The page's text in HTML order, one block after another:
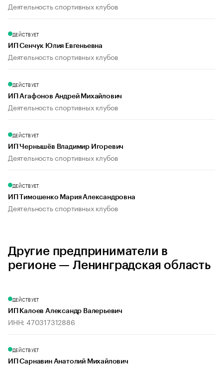
Деятельность спортивных клубов
ДЕЙСТВУЕТ
ИП Сенчук Юлия Евгеньевна
Деятельность спортивных клубов
ДЕЙСТВУЕТ
ИП Агафонов Андрей Михайлович
Деятельность спортивных клубов
ДЕЙСТВУЕТ
ИП Чернышёв Владимир Игоревич
Деятельность спортивных клубов
ДЕЙСТВУЕТ
ИП Тимошенко Мария Александровна
Деятельность спортивных клубов
Другие предприниматели в
регионе — Ленинградская область
ДЕЙСТВУЕТ
ИП Калоев Александр Валерьевич
ИНН: 470317312886
ДЕЙСТВУЕТ
ИП Сарнавин Анатолий Михайлович